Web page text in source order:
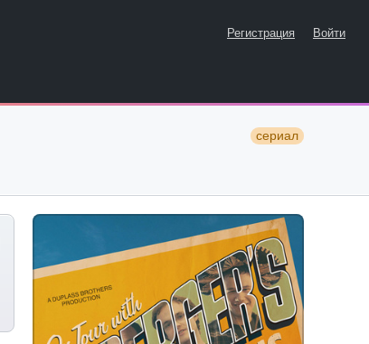
Регистрация Войти
сериал